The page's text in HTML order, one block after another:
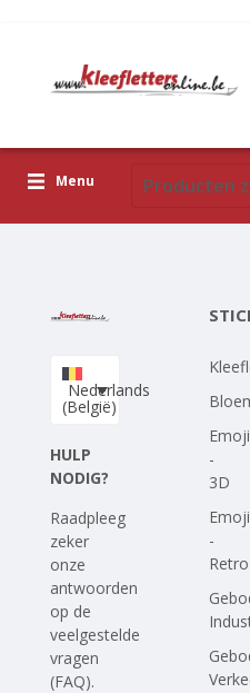
Menu
Upload je eigen ontwerp
Corona Covid-19
Nederlands
(België)
HULP
NODIG?
Raadpleeg
zeker
onze
antwoorden
op de
veelgestelde
vragen
(FAQ).
-
3D
-
Retro